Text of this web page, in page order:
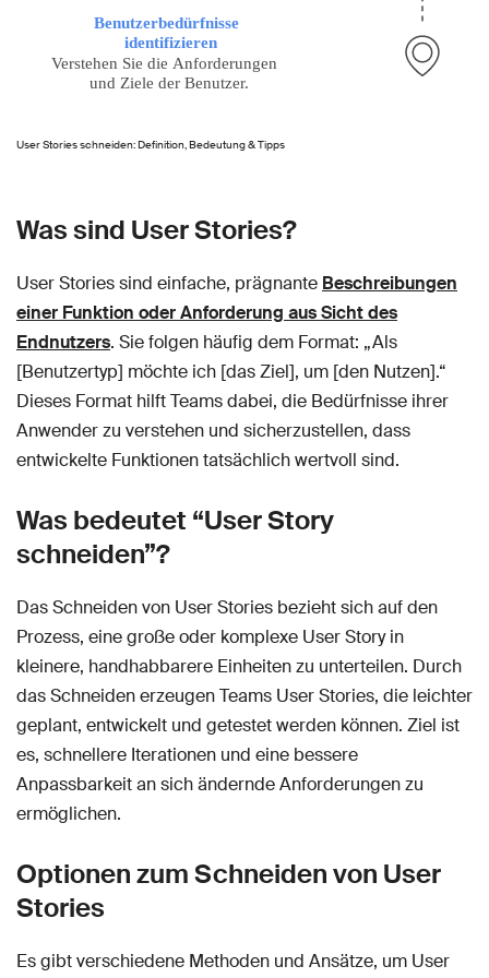
User Stories schneiden: Definition, Bedeutung & Tipps
Was sind User Stories?
User Stories sind einfache, prägnante Beschreibungen
einer Funktion oder Anforderung aus Sicht des
Endnutzers. Sie folgen häufig dem Format: „Als
[Benutzertyp] möchte ich [das Ziel], um [den Nutzen].“
Dieses Format hilft Teams dabei, die Bedürfnisse ihrer
Anwender zu verstehen und sicherzustellen, dass
entwickelte Funktionen tatsächlich wertvoll sind.
Was bedeutet “User Story
schneiden”?
Das Schneiden von User Stories bezieht sich auf den
Prozess, eine große oder komplexe User Story in
kleinere, handhabbarere Einheiten zu unterteilen. Durch
das Schneiden erzeugen Teams User Stories, die leichter
geplant, entwickelt und getestet werden können. Ziel ist
es, schnellere Iterationen und eine bessere
Anpassbarkeit an sich ändernde Anforderungen zu
ermöglichen.
Optionen zum Schneiden von User
Stories
Es gibt verschiedene Methoden und Ansätze, um User